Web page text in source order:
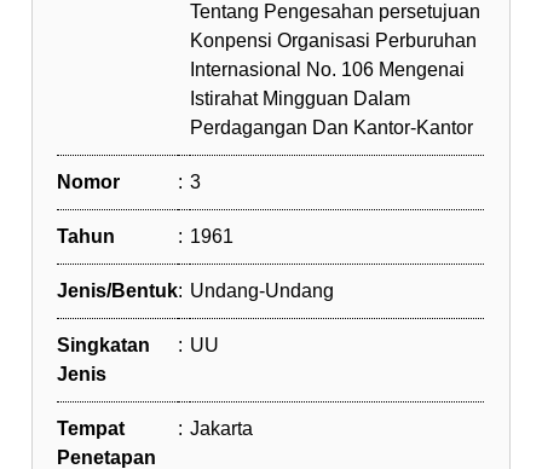
Tentang Pengesahan persetujuan
Konpensi Organisasi Perburuhan
Internasional No. 106 Mengenai
Istirahat Mingguan Dalam
Perdagangan Dan Kantor-Kantor
Nomor : 3
Tahun : 1961
Jenis/Bentuk: Undang-Undang
Singkatan
Jenis
: UU
Tempat
Penetapan
: Jakarta